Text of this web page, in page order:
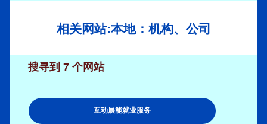
相关网站:本地：机构、公司
搜寻到 7 个网站
互动展能就业服务